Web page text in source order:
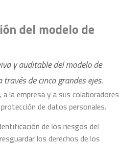
del modelo de
y auditable del modelo de
de cinco grandes ejes.
la empresa y a sus colaboradores
de datos personales.
de los riesgos del
los derechos de los